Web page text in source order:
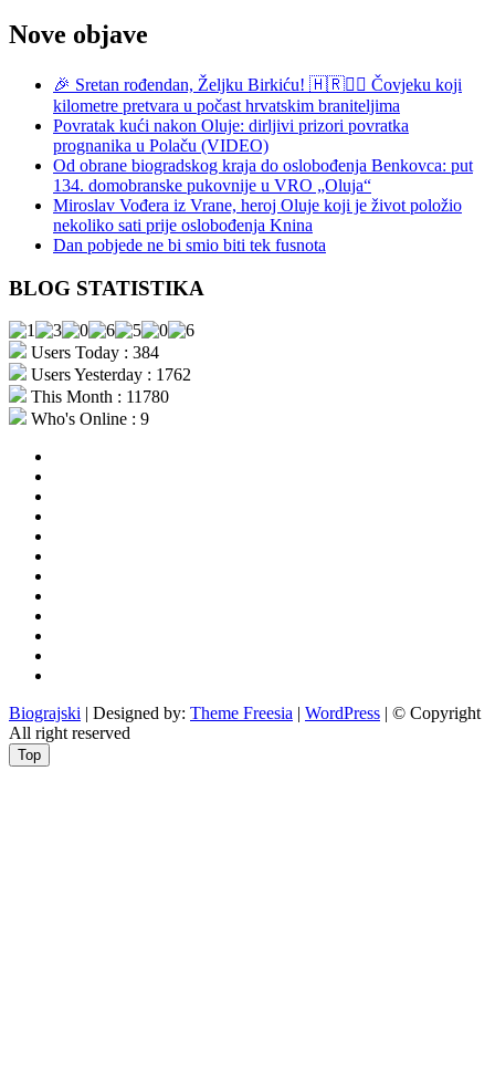
Nove objave
🎉 Sretan rođendan, Željku Birkiću! 🇭🇷🏃‍♂️ Čovjeku koji
kilometre pretvara u počast hrvatskim braniteljima
Povratak kući nakon Oluje: dirljivi prizori povratka
prognanika u Polaču (VIDEO)
Od obrane biogradskog kraja do oslobođenja Benkovca: put
134. domobranske pukovnije u VRO „Oluja“
Miroslav Vođera iz Vrane, heroj Oluje koji je život položio
nekoliko sati prije oslobođenja Knina
Dan pobjede ne bi smio biti tek fusnota
BLOG STATISTIKA
Users Today : 384
Users Yesterday : 1762
This Month : 11780
Who's Online : 9
Biograjski | Designed by: Theme Freesia | WordPress | © Copyright
All right reserved
Top